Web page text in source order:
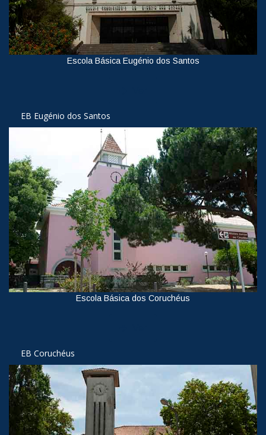
Escola Básica Eugénio dos Santos
EB Eugénio dos Santos
Escola Básica dos Coruchéus
EB Coruchéus